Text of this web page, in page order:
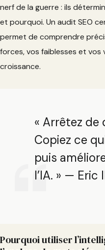
nerf de la guerre : ils
et pourquoi. Un audit SEO
permet de comprendre
forces, vos faiblesses et
croissance.
« Arrêtez de
Copiez ce
puis
l’IA. » — Eric
Pourquoi utiliser